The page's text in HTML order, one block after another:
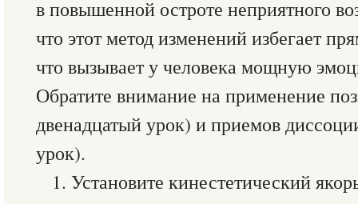
в повышенной остроте неприятного
что этот метод изменений избегает
что вызывает у человека мощную
Обратите внимание на применение
двенадцатый урок) и приемов
урок).
1. Установите кинестетический